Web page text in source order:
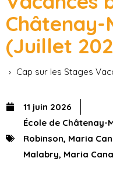
(Juillet
Accueil
Actus
Cap sur les Stages
11 juin 2026
École de Châtenay-
Robinson, Maria
Malabry, Maria